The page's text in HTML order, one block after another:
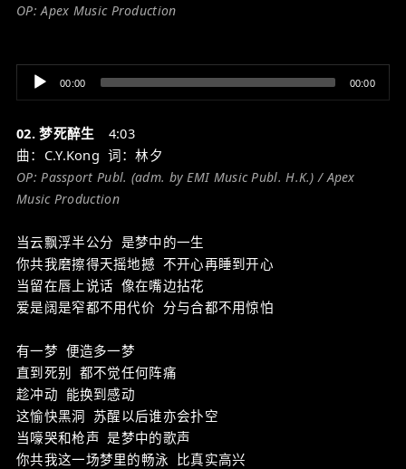
OP: Apex Music Production
Audio
Player
00:00 00:00
02. 梦死醉生 4:03
曲：C.Y.Kong 词：林夕
OP: Passport Publ. (adm. by EMI Music Publ. H.K.) / Apex
Music Production
当云飘浮半公分 是梦中的一生
你共我磨擦得天摇地撼 不开心再睡到开心
当留在唇上说话 像在嘴边拈花
爱是阔是窄都不用代价 分与合都不用惊怕
有一梦 便造多一梦
直到死别 都不觉任何阵痛
趁冲动 能换到感动
这愉快黑洞 苏醒以后谁亦会扑空
当嚎哭和枪声 是梦中的歌声
你共我这一场梦里的畅泳 比真实高兴